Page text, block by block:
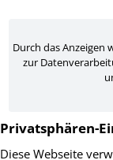
Impressum